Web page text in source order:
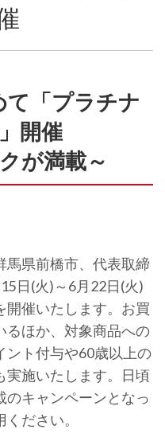
て「プラチナ
開催
が満載～
馬県前橋市、代表取締
日(火)～6月22日(火)
開催いたします。お買
るほか、対象商品への
ント付与や60歳以上の
実施いたします。日頃
キャンペーンとなっ
ださい。